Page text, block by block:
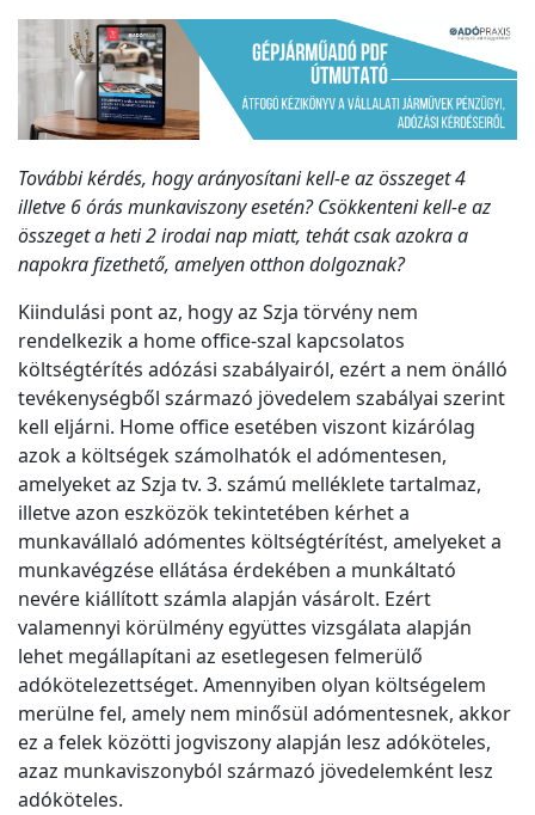
További kérdés, hogy arányosítani kell-e az összeget 4
illetve 6 órás munkaviszony esetén? Csökkenteni kell-e az
összeget a heti 2 irodai nap miatt, tehát csak azokra a
napokra fizethető, amelyen otthon dolgoznak?
Kiindulási pont az, hogy az Szja törvény nem
rendelkezik a home office-szal kapcsolatos
költségtérítés adózási szabályairól, ezért a nem önálló
tevékenységből származó jövedelem szabályai szerint
kell eljárni. Home office esetében viszont kizárólag
azok a költségek számolhatók el adómentesen,
amelyeket az Szja tv. 3. számú melléklete tartalmaz,
illetve azon eszközök tekintetében kérhet a
munkavállaló adómentes költségtérítést, amelyeket a
munkavégzése ellátása érdekében a munkáltató
nevére kiállított számla alapján vásárolt. Ezért
valamennyi körülmény együttes vizsgálata alapján
lehet megállapítani az esetlegesen felmerülő
adókötelezettséget. Amennyiben olyan költségelem
merülne fel, amely nem minősül adómentesnek, akkor
ez a felek közötti jogviszony alapján lesz adóköteles,
azaz munkaviszonyból származó jövedelemként lesz
adóköteles.